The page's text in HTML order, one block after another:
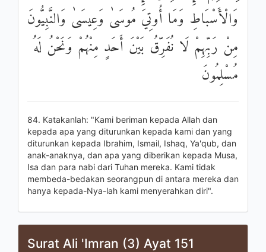
وَالْأَسْبَاطِ وَمَا أُوتِيَ مُوسَىٰ وَعِيسَىٰ وَالنَّبِيُّونَ
مِنْ رَبِّهِمْ لَا نُفَرِّقُ بَيْنَ أَحَدٍ مِنْهُمْ وَنَحْنُ لَهُ
مُسْلِمُونَ
84. Katakanlah: "Kami beriman kepada Allah dan
kepada apa yang diturunkan kepada kami dan yang
diturunkan kepada Ibrahim, Ismail, Ishaq, Ya'qub, dan
anak-anaknya, dan apa yang diberikan kepada Musa,
Isa dan para nabi dari Tuhan mereka. Kami tidak
membeda-bedakan seorangpun di antara mereka dan
hanya kepada-Nya-lah kami menyerahkan diri".
Surat Ali 'Imran (3) Ayat 151